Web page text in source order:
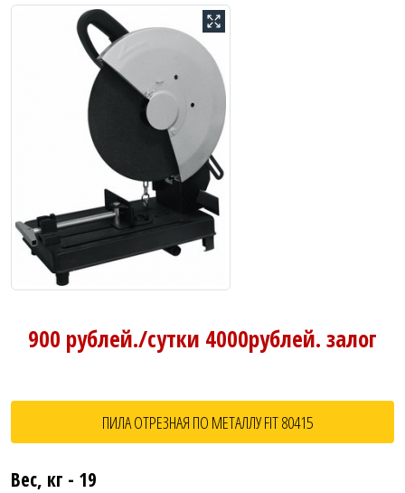
900 рублей./сутки 4000рублей. залог
ПИЛА ОТРЕЗНАЯ ПО МЕТАЛЛУ FIT 80415
Вес, кг - 19